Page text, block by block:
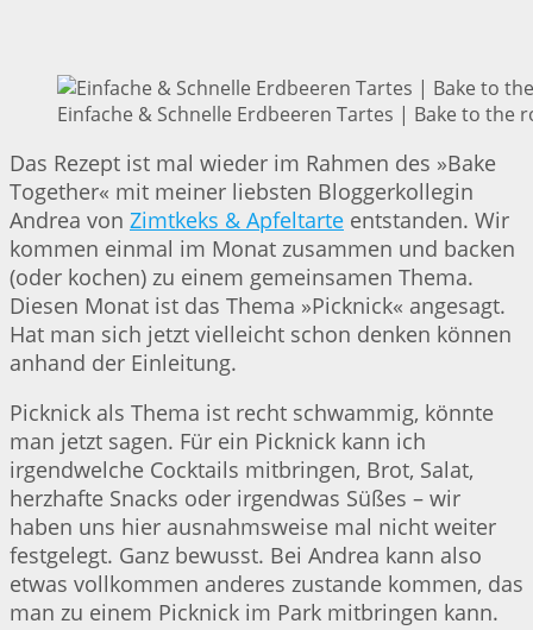
Einfache & Schnelle Erdbeeren Tartes | Bake to the
Das Rezept ist mal wieder im Rahmen des »Bake
Together« mit meiner liebsten Bloggerkollegin
Andrea von Zimtkeks & Apfeltarte entstanden. Wir
kommen einmal im Monat zusammen und backen
(oder kochen) zu einem gemeinsamen Thema.
Diesen Monat ist das Thema »Picknick« angesagt.
Hat man sich jetzt vielleicht schon denken können
anhand der Einleitung.
Picknick als Thema ist recht schwammig, könnte
man jetzt sagen. Für ein Picknick kann ich
irgendwelche Cocktails mitbringen, Brot, Salat,
herzhafte Snacks oder irgendwas Süßes – wir
haben uns hier ausnahmsweise mal nicht weiter
festgelegt. Ganz bewusst. Bei Andrea kann also
etwas vollkommen anderes zustande kommen, das
man zu einem Picknick im Park mitbringen kann.